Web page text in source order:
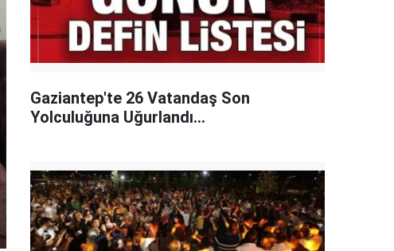
Gaziantep'te 26 Vatandaş Son
Yolculuğuna Uğurlandı...